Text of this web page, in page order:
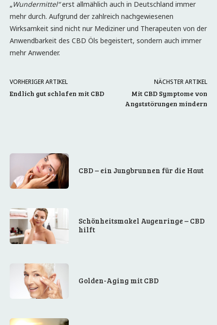
„Wundermittel“erst allmählich auch in Deutschland immer
mehr durch. Aufgrund der zahlreich nachgewiesenen
Wirksamkeit sind nicht nur Mediziner und Therapeuten von der
Anwendbarkeit des CBD Öls begeistert, sondern auch immer
mehr Anwender.
VORHERIGER ARTIKEL
Endlich gut schlafen mit CBD
NÄCHSTER ARTIKEL
Mit CBD Symptome von
Angststörungen mindern
CBD – ein Jungbrunnen für die Haut
Schönheitsmakel Augenringe – CBD
hilft
Golden-Aging mit CBD